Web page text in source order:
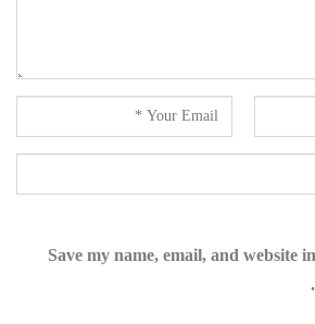
Save my name, email, and website